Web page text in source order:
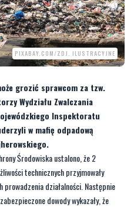
PIXABAY.COM/ZDJ. ILUSTRACYJNE
grozić sprawcom za tzw.
Wydziału Zwalczania
w mafię odpadową
Środowiska ustalono, że 2
technicznych przyjmowały
działalności. Następnie
dowody wykazały, że
gdzie znajduje się 6 tysięcy
chemikaliów do gleby w gminie